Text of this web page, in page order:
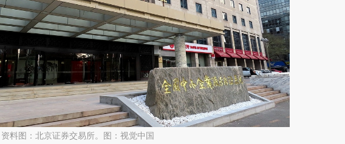
资料图：北京证券交易所。图：视觉中国